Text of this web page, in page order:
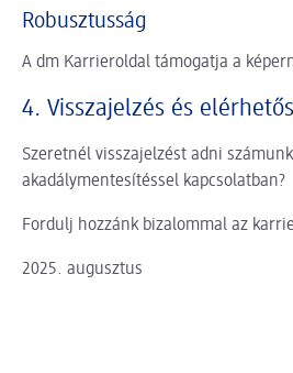
Robusztusság
A dm Karrieroldal támogatja a
4. Visszajelzés és
Szeretnél visszajelzést adni
akadálymentesítéssel kapcsolatban?
Fordulj hozzánk bizalommal az
2025. augusztus